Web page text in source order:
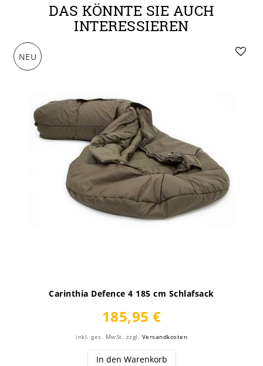
DAS KÖNNTE SIE AUCH
INTERESSIEREN
NEU
Carinthia Defence 4 185 cm Schlafsack
185,95 €
inkl. ges. MwSt. zzgl. Versandkosten
In den Warenkorb